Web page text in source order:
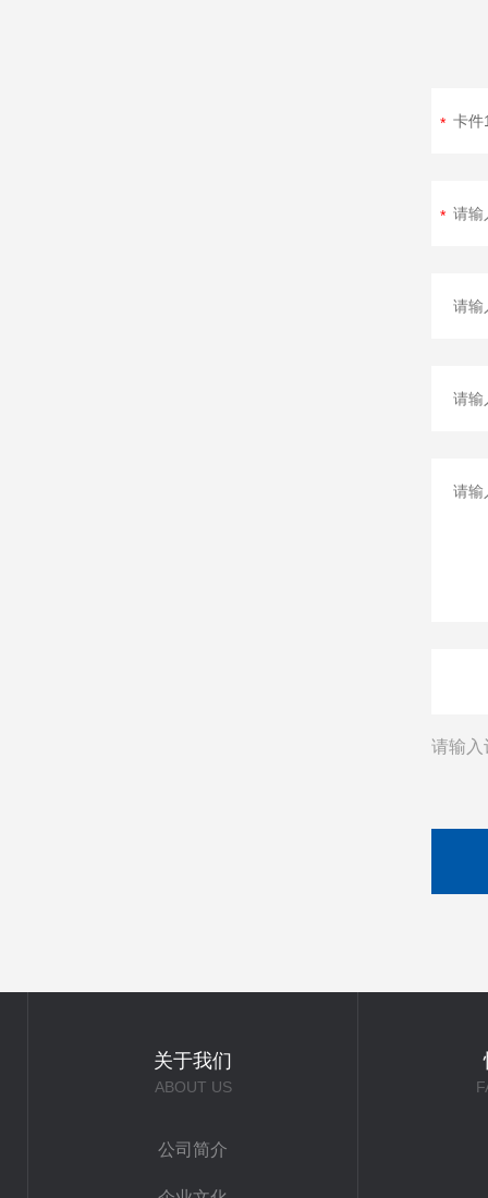
请输入
关于我们
ABOUT US
公司简介